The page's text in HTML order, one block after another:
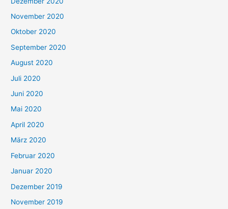
November 2020
Oktober 2020
September 2020
August 2020
Juli 2020
Juni 2020
Mai 2020
April 2020
März 2020
Februar 2020
Januar 2020
Dezember 2019
November 2019